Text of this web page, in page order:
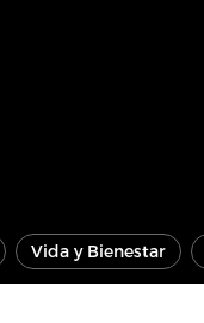
Vida y Bienestar